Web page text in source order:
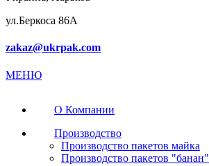
ул.Беркоса 86А
zakaz@ukrpak.com
МЕНЮ
О Компании
Производство
Производство пакетов майка
Производство пакетов "банан"